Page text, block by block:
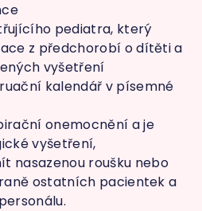
pediatra, který
z předchorobí o dítěti a
vyšetření
kalendář v písemné
onemocnění a je
vyšetření,
nasazenou roušku nebo
ostatních pacientek a